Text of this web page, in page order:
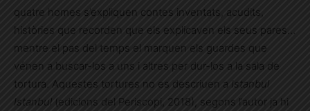
quatre homes s’expliquen contes inventats, acudits,
històries que recorden que els explicaven els seus pares…
mentre el pas del temps el marquen els guardes que
vénen a buscar-los a uns i altres per dur-los a la sala de
tortura. Aquestes tortures no es descriuen a Istanbul
Istanbul (edicions del Periscopi, 2018), segons l’autor ja hi